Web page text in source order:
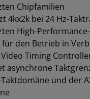
Chipfamilien
4kx2k bei 24 Hz-
High-
für den Betrieb in
Timing
asynchrone
und der